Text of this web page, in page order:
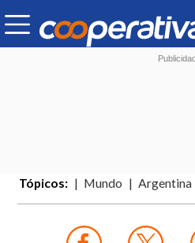
Tópicos: Mundo Argentina